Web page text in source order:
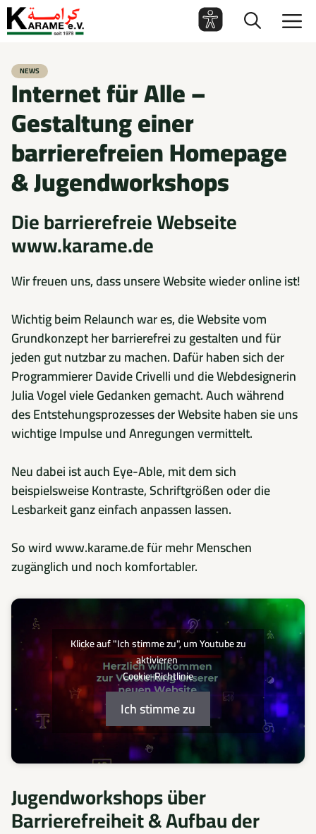
Zum
Inhalt
NEWS
Internet für Alle –
Gestaltung einer
barrierefreien Homepage
& Jugendworkshops
Die barrierefreie Webseite
www.karame.de
Wir freuen uns, dass unsere Website wieder online ist!
Wichtig beim Relaunch war es, die Website vom
Grundkonzept her barrierefrei zu gestalten und für
jeden gut nutzbar zu machen. Dafür haben sich der
Programmierer Davide Crivelli und die Webdesignerin
Julia Vogel viele Gedanken gemacht. Auch während
des Entstehungsprozesses der Website haben sie uns
wichtige Impulse und Anregungen vermittelt.
Neu dabei ist auch Eye-Able, mit dem sich
beispielsweise Kontraste, Schriftgrößen oder die
Lesbarkeit ganz einfach anpassen lassen.
So wird www.karame.de für mehr Menschen
zugänglich und noch komfortabler.
Klicke auf "Ich stimme zu", um Youtube zu
aktivieren
Cookie-Richtlinie
Ich stimme zu
Jugendworkshops über
Barrierefreiheit & Aufbau der